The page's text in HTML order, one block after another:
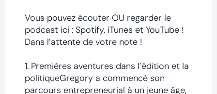
Vous pouvez écouter OU regarder le
podcast ici : Spotify, iTunes et YouTube !
Dans l’attente de votre note !
1. Premières aventures dans l’édition et la
politiqueGregory a commencé son
parcours entrepreneurial à un jeune âge,